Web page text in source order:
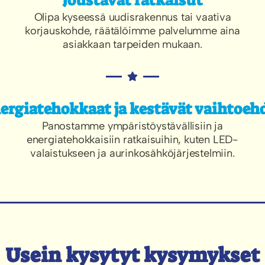
Olipa kyseessä uudisrakennus tai vaativa
korjauskohde, räätälöimme palvelumme aina
asiakkaan tarpeiden mukaan.
ja kestävät
Panostamme ympäristöystävällisiin ja
energiatehokkaisiin ratkaisuihin, kuten LED-
valaistukseen ja aurinkosähköjärjestelmiin.
Usein kysytyt kysymykset